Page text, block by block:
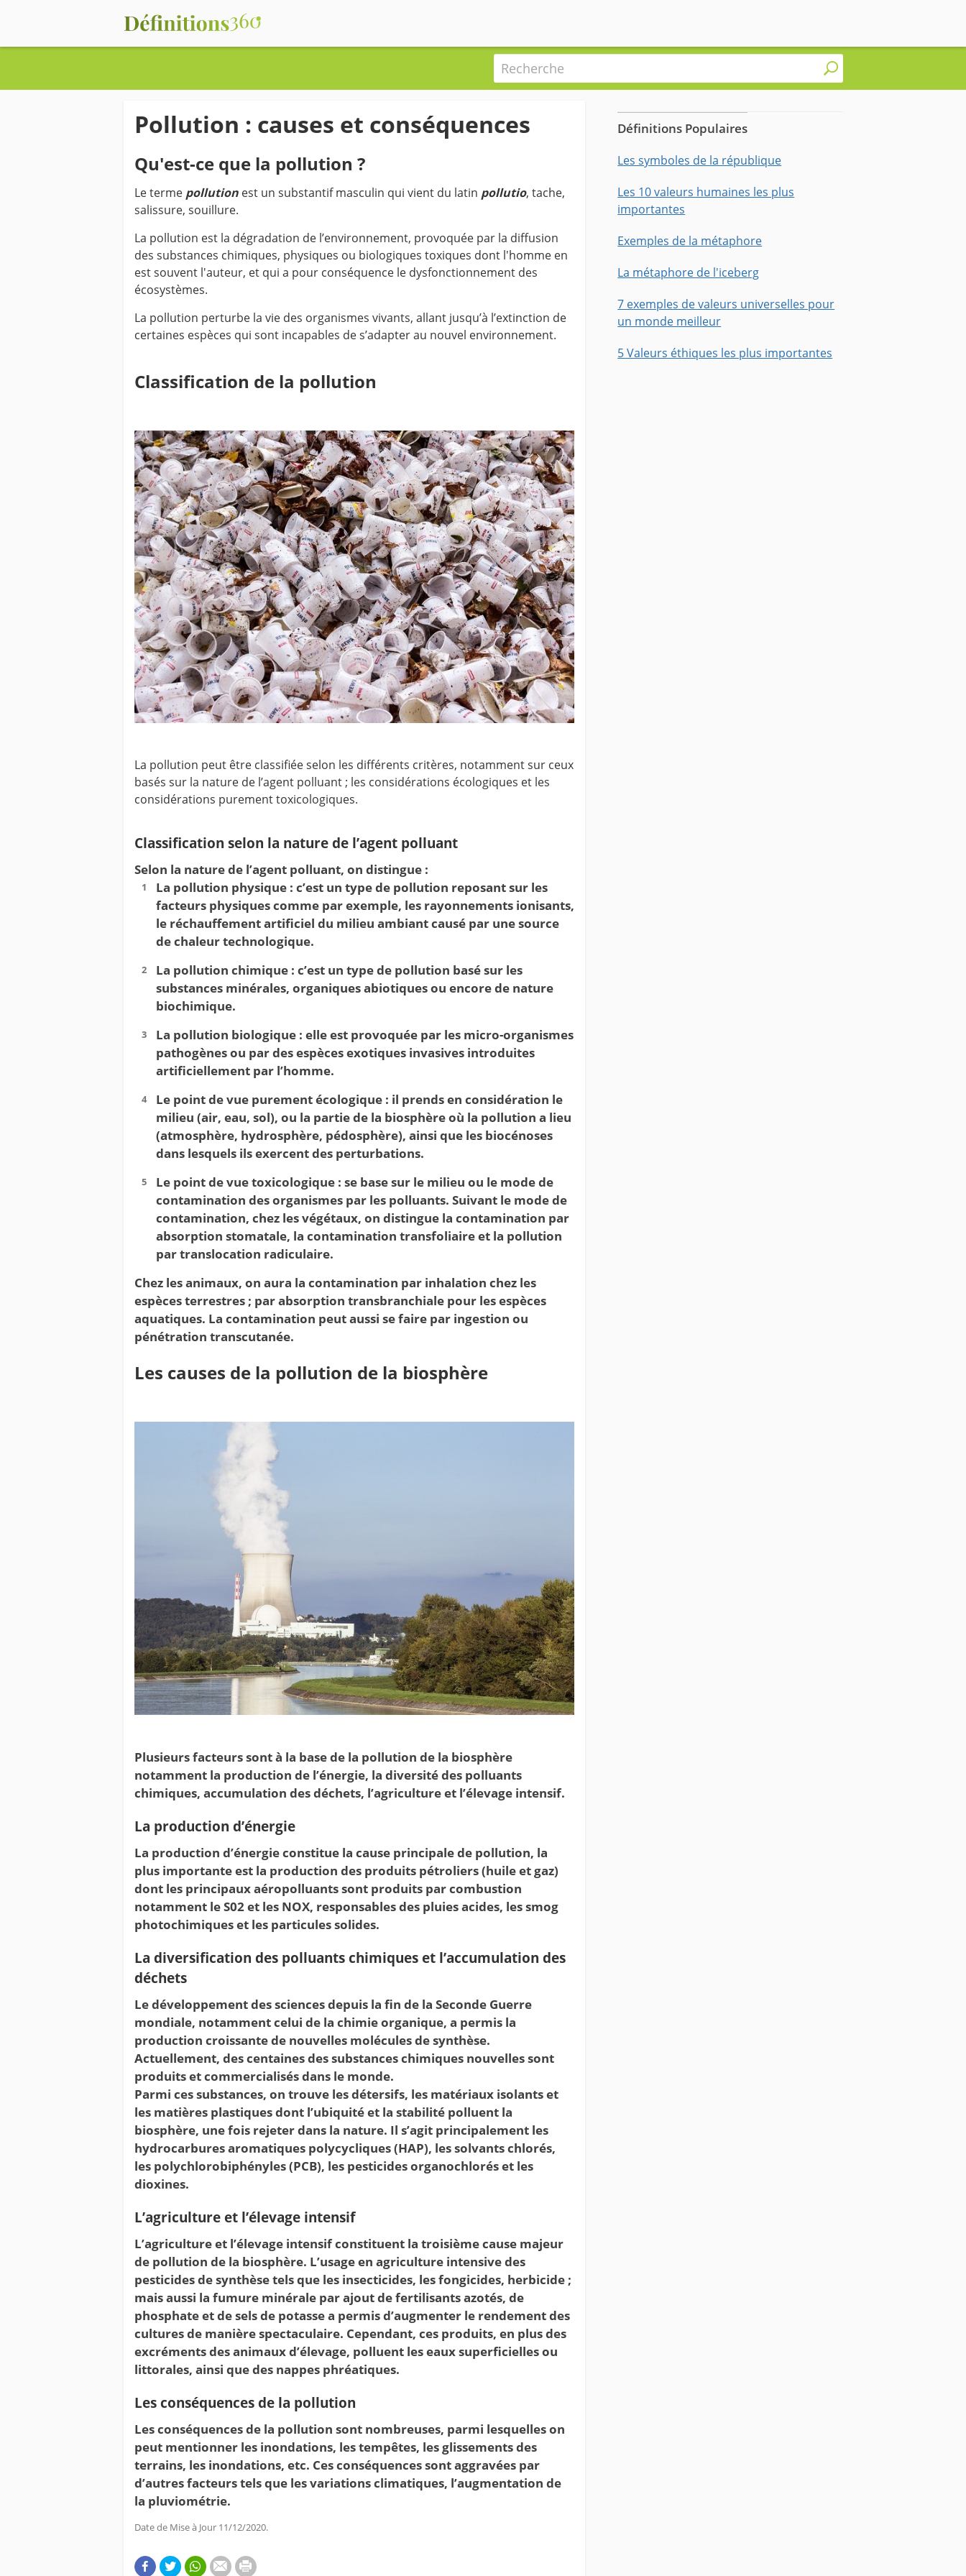
Recherche
Pollution : causes et conséquences
Qu'est-ce que la pollution ?
Le terme pollution est un substantif masculin qui vient du latin pollutio, tache,
salissure, souillure.
La pollution est la dégradation de l’environnement, provoquée par la diffusion
des substances chimiques, physiques ou biologiques toxiques dont l'homme en
est souvent l'auteur, et qui a pour conséquence le dysfonctionnement des
écosystèmes.
La pollution perturbe la vie des organismes vivants, allant jusqu’à l’extinction de
certaines espèces qui sont incapables de s’adapter au nouvel environnement.
Classification de la pollution
La pollution peut être classifiée selon les différents critères, notamment sur ceux
basés sur la nature de l’agent polluant ; les considérations écologiques et les
considérations purement toxicologiques.
Classification selon la nature de l’agent polluant
Selon la nature de l’agent polluant, on distingue :
La pollution physique : c’est un type de pollution reposant sur les
facteurs physiques comme par exemple, les rayonnements ionisants,
le réchauffement artificiel du milieu ambiant causé par une source
de chaleur technologique.
La pollution chimique : c’est un type de pollution basé sur les
substances minérales, organiques abiotiques ou encore de nature
biochimique.
La pollution biologique : elle est provoquée par les micro-organismes
pathogènes ou par des espèces exotiques invasives introduites
artificiellement par l’homme.
Le point de vue purement écologique : il prends en considération le
milieu (air, eau, sol), ou la partie de la biosphère où la pollution a lieu
(atmosphère, hydrosphère, pédosphère), ainsi que les biocénoses
dans lesquels ils exercent des perturbations.
Le point de vue toxicologique : se base sur le milieu ou le mode de
contamination des organismes par les polluants. Suivant le mode de
contamination, chez les végétaux, on distingue la contamination par
absorption stomatale, la contamination transfoliaire et la pollution
par translocation radiculaire.
Chez les animaux, on aura la contamination par inhalation chez les
espèces terrestres ; par absorption transbranchiale pour les espèces
aquatiques. La contamination peut aussi se faire par ingestion ou
pénétration transcutanée.
Les causes de la pollution de la biosphère
Plusieurs facteurs sont à la base de la pollution de la biosphère
notamment la production de l’énergie, la diversité des polluants
chimiques, accumulation des déchets, l’agriculture et l’élevage intensif.
La production d’énergie
La production d’énergie constitue la cause principale de pollution, la
plus importante est la production des produits pétroliers (huile et gaz)
dont les principaux aéropolluants sont produits par combustion
notamment le S02 et les NOX, responsables des pluies acides, les smog
photochimiques et les particules solides.
La diversification des polluants chimiques et l’accumulation des
déchets
Le développement des sciences depuis la fin de la Seconde Guerre
mondiale, notamment celui de la chimie organique, a permis la
production croissante de nouvelles molécules de synthèse.
Actuellement, des centaines des substances chimiques nouvelles sont
produits et commercialisés dans le monde.
Parmi ces substances, on trouve les détersifs, les matériaux isolants et
les matières plastiques dont l’ubiquité et la stabilité polluent la
biosphère, une fois rejeter dans la nature. Il s’agit principalement les
hydrocarbures aromatiques polycycliques (HAP), les solvants chlorés,
les polychlorobiphényles (PCB), les pesticides organochlorés et les
dioxines.
L’agriculture et l’élevage intensif
L’agriculture et l’élevage intensif constituent la troisième cause majeur
de pollution de la biosphère. L’usage en agriculture intensive des
pesticides de synthèse tels que les insecticides, les fongicides, herbicide ;
mais aussi la fumure minérale par ajout de fertilisants azotés, de
phosphate et de sels de potasse a permis d’augmenter le rendement des
cultures de manière spectaculaire. Cependant, ces produits, en plus des
excréments des animaux d’élevage, polluent les eaux superficielles ou
littorales, ainsi que des nappes phréatiques.
Les conséquences de la pollution
Les conséquences de la pollution sont nombreuses, parmi lesquelles on
peut mentionner les inondations, les tempêtes, les glissements des
terrains, les inondations, etc. Ces conséquences sont aggravées par
d’autres facteurs tels que les variations climatiques, l’augmentation de
la pluviométrie.
Date de Mise à Jour 11/12/2020.
Définitions Populaires
Les symboles de la république
Les 10 valeurs humaines les plus
importantes
Exemples de la métaphore
La métaphore de l'iceberg
7 exemples de valeurs universelles pour
un monde meilleur
5 Valeurs éthiques les plus importantes